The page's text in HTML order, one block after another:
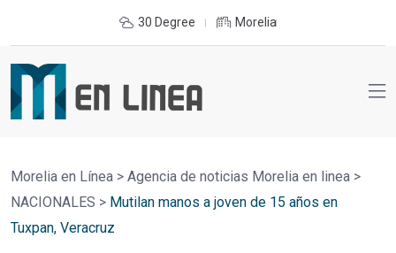
30 Degree Morelia
Morelia en Línea > Agencia de noticias Morelia en linea >
NACIONALES > Mutilan manos a joven de 15 años en
Tuxpan, Veracruz